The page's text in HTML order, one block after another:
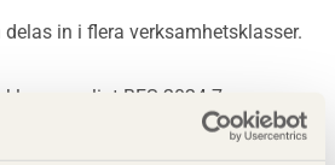
in i flera verksamhetsklasser.
enligt BFS 2024:7.